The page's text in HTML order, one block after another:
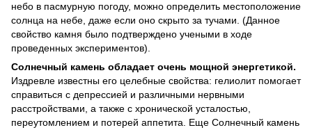
небо в пасмурную погоду, можно определить местоположение
солнца на небе, даже если оно скрыто за тучами. (Данное
свойство камня было подтверждено учеными в ходе
проведенных экспериментов).
Солнечный камень обладает очень мощной энергетикой.
Издревле известны его целебные свойства: гелиолит помогает
справиться с депрессией и различными нервными
расстройствами, а также с хронической усталостью,
переутомлением и потерей аппетита. Еще Солнечный камень